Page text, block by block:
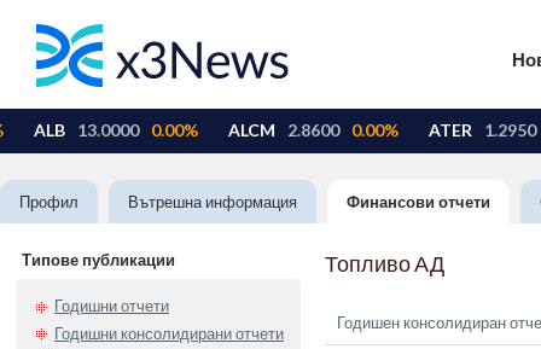
Профил Вътрешна информация Финансови отчети
Типове публикации
Годишни отчети
Годишни консолидирани отчети
Топливо АД
Годишен консолидиран